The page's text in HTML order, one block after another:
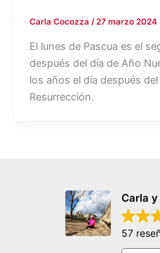
Carla Cocozza /27 marzo 2024
El lunes de Pascua es el
después del día de Año
los años el día después
Resurrección.
Carla
57